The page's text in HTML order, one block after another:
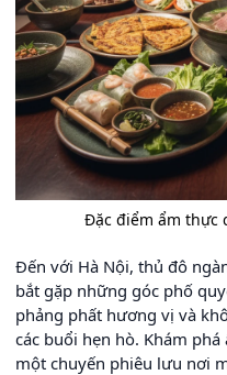
Đặc điểm ẩm thực
Đến với Hà Nội, thủ đô
bắt gặp những góc phố
phảng phất hương vị và
các buổi hẹn hò. Khám
một chuyến phiêu lưu nơi